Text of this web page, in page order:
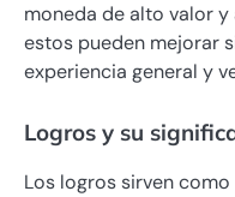
moneda de alto valor
estos pueden mejorar
experiencia general y
Logros y su
Los logros sirven